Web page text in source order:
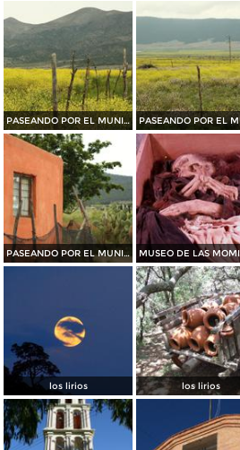
PASEANDO POR EL MUNICIPIO DE ARTEAGA......2015
PASEANDO POR EL MUNICIPIO DE ARTEAGA.......2015
los lirios los lirios